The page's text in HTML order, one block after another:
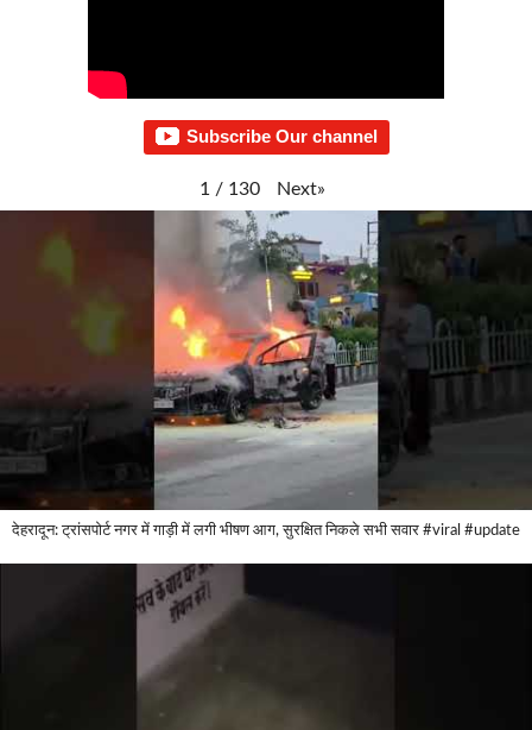
Subscribe Our channel
1 / 130 Next»
देहरादून: ट्रांसपोर्ट नगर में गाड़ी में लगी भीषण आग, सुरक्षित निकले सभी सवार #viral #update